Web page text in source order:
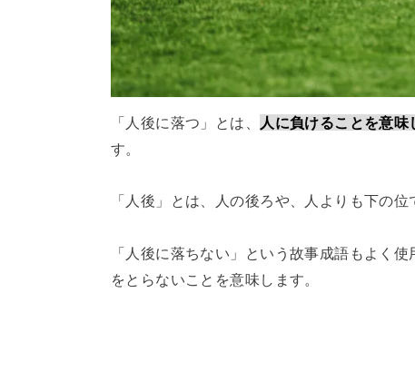
「人後に落つ」とは、 人に負けることを意味
す。
「人後」とは、人の後ろや、人よりも下の位
「人後に落ちない」という故事成語もよく
をとらないことを意味します。